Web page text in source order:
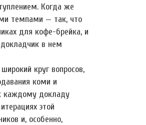
Когда же
темпами — так, что
для кофе-брейка, и
в нем
круг вопросов,
коми и
каждому докладу
этой
и, особенно,